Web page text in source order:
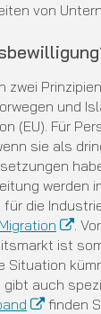
von
zwei
und
(EU). Für
sie als
werden
die
.
ist
Situation
gibt auch
finden